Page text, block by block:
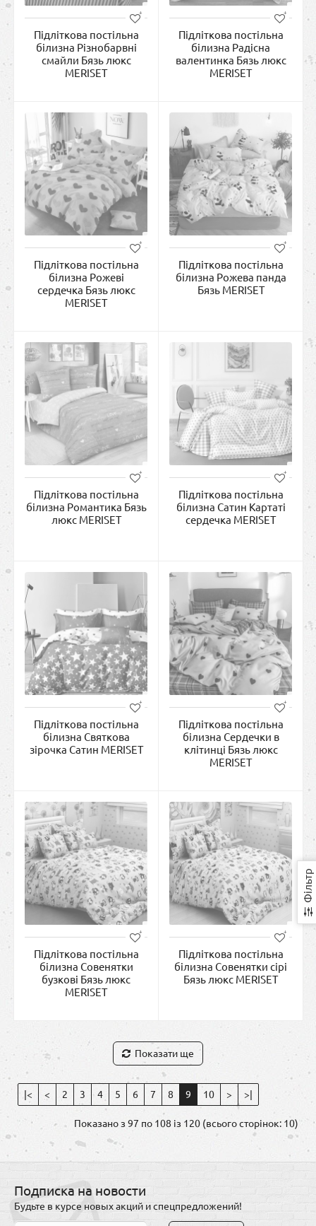
Фільтр
Підліткова постільна
білизна Різнобарвні
смайли Бязь люкс
MERISET
Підліткова постільна
білизна Радісна
валентинка Бязь люкс
MERISET
Підліткова постільна
білизна Рожеві
сердечка Бязь люкс
MERISET
Підліткова постільна
білизна Рожева панда
Бязь MERISET
Підліткова постільна
білизна Романтика Бязь
люкс MERISET
Підліткова постільна
білизна Сатин Картаті
сердечка MERISET
Підліткова постільна
білизна Святкова
зірочка Сатин MERISET
Підліткова постільна
білизна Сердечки в
клітинці Бязь люкс
MERISET
Підліткова постільна
білизна Совенятки
бузкові Бязь люкс
MERISET
Підліткова постільна
білизна Совенятки сірі
Бязь люкс MERISET
Показати ще
|< < 2 3 4 5 6 7 8 9 10 > >|
Показано з 97 по 108 із 120 (всього сторінок: 10)
Подписка на новости
Будьте в курсе новых акций и спецпредложений!